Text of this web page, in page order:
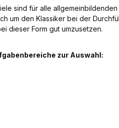
sind für alle
um den Klassiker bei der
dieser Form gut umzusetzen.
zur Auswahl: